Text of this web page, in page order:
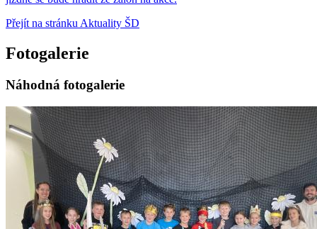
Přejít na stránku Aktuality ŠD
Fotogalerie
Náhodná fotogalerie